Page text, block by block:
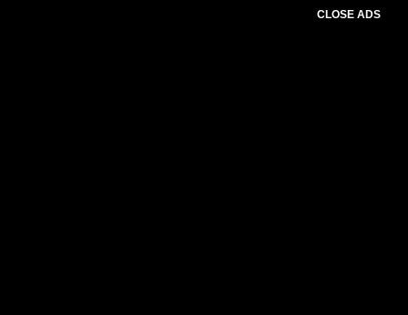
CLOSE ADS